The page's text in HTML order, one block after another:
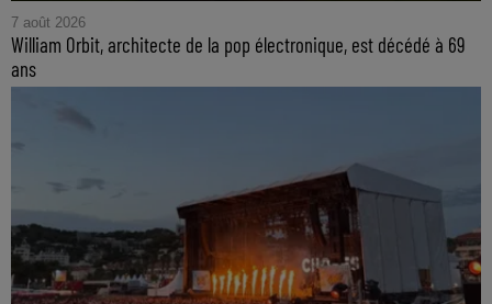
7 août 2026
William Orbit, architecte de la pop électronique, est décédé à 69
ans